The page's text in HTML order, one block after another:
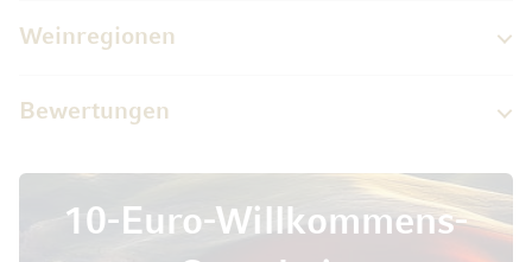
Weinregionen
Bewertungen
10-Euro-Willkommens-